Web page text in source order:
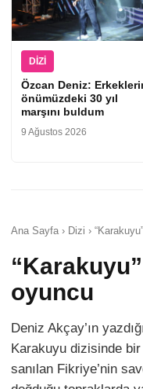
DIZI
Özcan Deniz:
önümüzdeki 30 yıl
marşını buldum
9 Ağustos 2026
Ana Sayfa › Dizi ›
oyuncu
Deniz Akçay’ın
Karakuyu dizisinde
sanılan Fikriye’nin